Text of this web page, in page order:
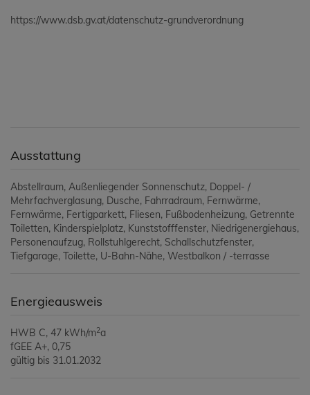
https://www.dsb.gv.at/datenschutz-grundverordnung
Ausstattung
Abstellraum Außenliegender Sonnenschutz Doppel- /
Mehrfachverglasung Dusche Fahrradraum Fernwärme
Fernwärme Fertigparkett Fliesen Fußbodenheizung Getrennte
Toiletten Kinderspielplatz Kunststofffenster Niedrigenergiehaus
Personenaufzug Rollstuhlgerecht Schallschutzfenster
Tiefgarage Toilette U-Bahn-Nähe Westbalkon / -terrasse
Energieausweis
HWB C, 47 kWh/m2a
fGEE A+, 0,75
gültig bis 31.01.2032